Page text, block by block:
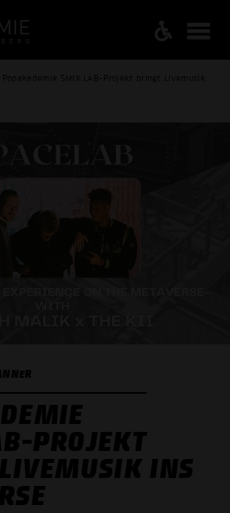
SMIX.LAB-Projekt bringt Livemusik
PROJEKT
INS